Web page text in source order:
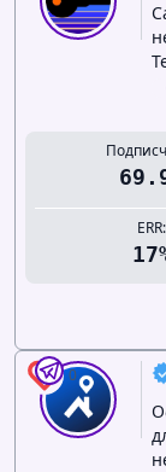
ERR:
0